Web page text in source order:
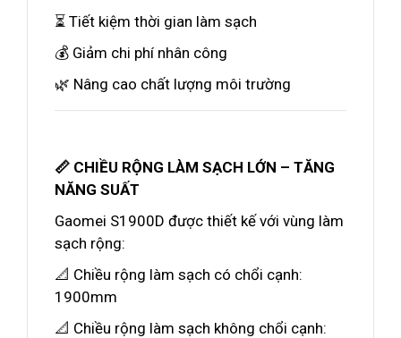
⏳ Tiết kiệm thời gian làm sạch
💰 Giảm chi phí nhân công
🌿 Nâng cao chất lượng môi trường
📏 CHIỀU RỘNG LÀM SẠCH LỚN – TĂNG
NĂNG SUẤT
Gaomei S1900D được thiết kế với vùng làm
sạch rộng:
📐 Chiều rộng làm sạch có chổi cạnh:
1900mm
📐 Chiều rộng làm sạch không chổi cạnh: